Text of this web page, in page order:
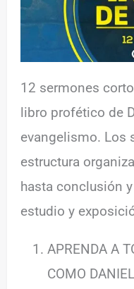
12 sermones
libro profético de
evangelismo. Los
estructura
hasta conclusión
estudio y
APRENDA A
COMO